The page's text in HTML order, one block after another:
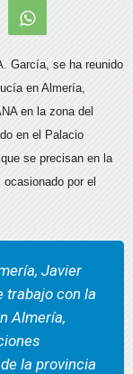
García, se ha reunido
en Almería,
en la zona del
en el Palacio
se precisan en la
por el
Javier
trabajo con la
Almería,
la provincia